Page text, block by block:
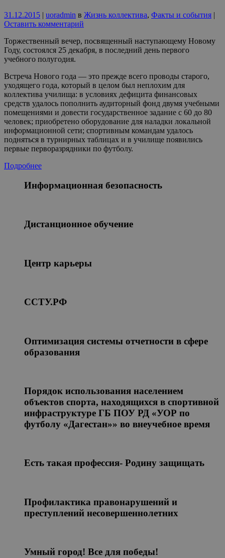
31.12.2015 | uoradmin в Жизнь коллектива, Факты и события |
Оставить комментарий
Торжественный вечер, посвященный наступающему Новому
Году, состоялся 25 декабря, в последний день первого
учебного полугодия.
Встреча Нового года — это прежде всего проводы старого,
уходящего года, который в целом был неплохим для
коллектива училища: в условиях дефицита финансовых
средств удалось пополнить аудиторный фонд двумя учебными
помещениями и довести государственное задание с 60 до 80
человек; приобретено оборудование для наладки локальной
информационной сети; спортивным командам удалось
подняться в турнирных таблицах и в училище появились
первые перворазрядники по футболу.
Подробнее
Информационная безопасность
Дистанционное обучение
Центр карьеры
ССТУ.РФ
Оптимизация системы отчетности в сфере
образования
Порядок использования населением
объектов спорта, находящихся в спортивной
инфраструктуре ГБ ПОУ РД «УОР по
футболу «Дагестан»» во внеучебное время
Есть такая профессия- Родину защищать
Профилактика правонарушений и
преступлений несовершеннолетних
Умный город! Все для победы!